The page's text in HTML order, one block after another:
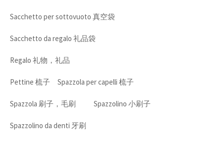
Sacchetto per sottovuoto 真空袋
Sacchetto da regalo 礼品袋
Regalo 礼物，礼品
Pettine 梳子 Spazzola per capelli 梳子
Spazzola 刷子，毛刷 Spazzolino 小刷子
Spazzolino da denti 牙刷